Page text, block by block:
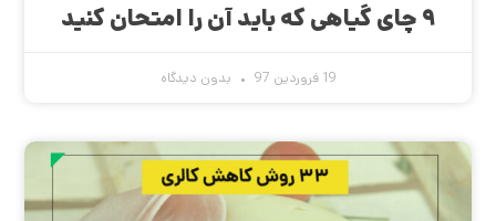
۹ چای گیاهی که باید آن را امتحان کنید
19 فروردین 97 بدون دیدگاه